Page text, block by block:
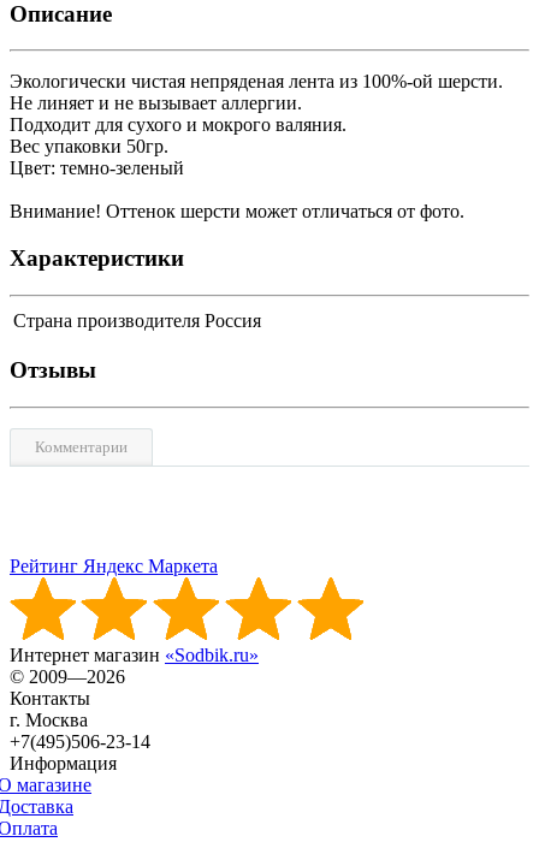
Описание
Экологически чистая непряденая лента из 100%-ой шерсти.
Не линяет и не вызывает аллергии.
Подходит для сухого и мокрого валяния.
Вес упаковки 50гр.
Цвет: темно-зеленый
Внимание! Оттенок шерсти может отличаться от фото.
Характеристики
Страна производителя Россия
Отзывы
Комментарии
Рейтинг Яндекс Маркета
Интернет магазин «Sodbik.ru»
© 2009—2026
Контакты
г. Москва
+7(495)506-23-14
Информация
магазине